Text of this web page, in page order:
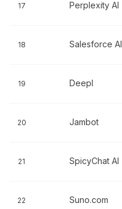
17 Perplexity AI
18 Salesforce AI
19 Deepl
20 Jambot
21 SpicyChat AI
22 Suno.com